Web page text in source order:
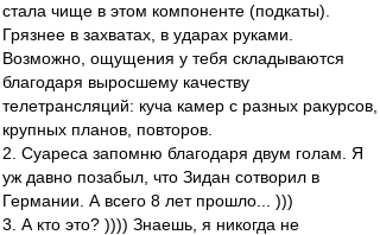
стала чище в этом компоненте (подкаты).
Грязнее в захватах, в ударах руками.
Возможно, ощущения у тебя складываются
благодаря выросшему качеству
телетрансляций: куча камер с разных ракурсов,
крупных планов, повторов.
2. Суареса запомню благодаря двум голам. Я
уж давно позабыл, что Зидан сотворил в
Германии. А всего 8 лет прошло... )))
3. А кто это? )))) Знаешь, я никогда не